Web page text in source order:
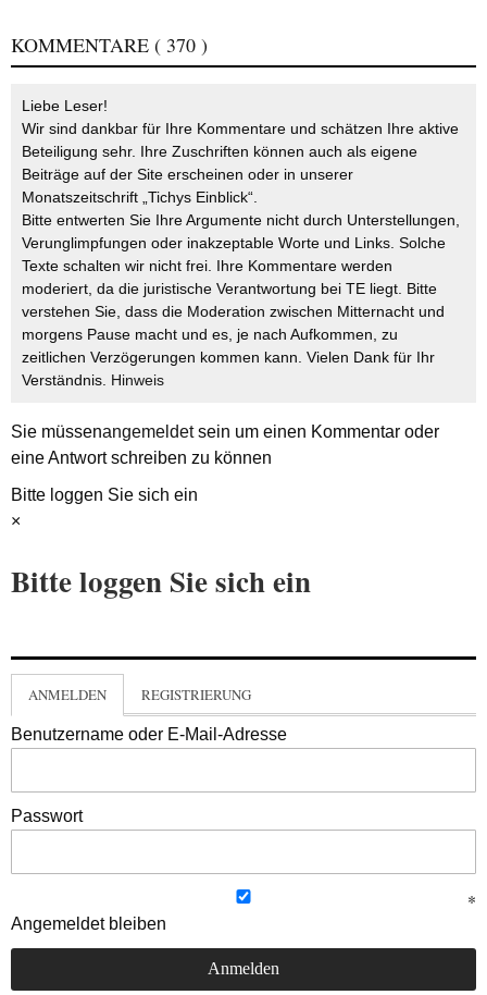
KOMMENTARE ( 370 )
Liebe Leser!
Wir sind dankbar für Ihre Kommentare und schätzen Ihre aktive
Beteiligung sehr. Ihre Zuschriften können auch als eigene
Beiträge auf der Site erscheinen oder in unserer
Monatszeitschrift „Tichys Einblick“.
Bitte entwerten Sie Ihre Argumente nicht durch Unterstellungen,
Verunglimpfungen oder inakzeptable Worte und Links. Solche
Texte schalten wir nicht frei. Ihre Kommentare werden
moderiert, da die juristische Verantwortung bei TE liegt. Bitte
verstehen Sie, dass die Moderation zwischen Mitternacht und
morgens Pause macht und es, je nach Aufkommen, zu
zeitlichen Verzögerungen kommen kann. Vielen Dank für Ihr
Verständnis. Hinweis
Sie müssenangemeldetsein um einen Kommentar oder
eine Antwort schreiben zu können
Bitte loggen Sie sich ein
×
Bitte loggen Sie sich ein
ANMELDEN REGISTRIERUNG
Benutzername oder E-Mail-Adresse
Passwort
Angemeldet bleiben